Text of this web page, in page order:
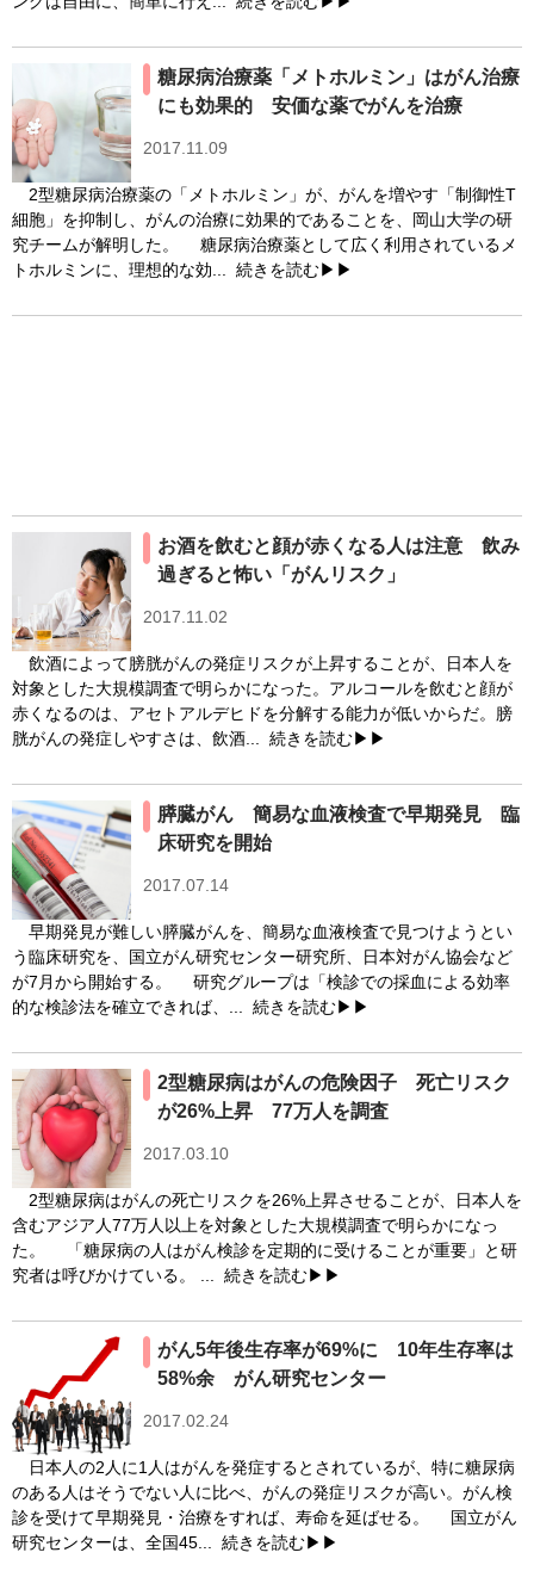
糖尿病治療薬「メトホルミン」はがん治療
にも効果的 安価な薬でがんを治療
2017.11.09
2型糖尿病治療薬の「メトホルミン」が、がんを増やす「制御性T
細胞」を抑制し、がんの治療に効果的であることを、岡山大学の研
究チームが解明した。 糖尿病治療薬として広く利用されているメ
トホルミンに、理想的な効... 続きを読む▶▶
お酒を飲むと顔が赤くなる人は注意 飲み
過ぎると怖い「がんリスク」
2017.11.02
飲酒によって膀胱がんの発症リスクが上昇することが、日本人を
対象とした大規模調査で明らかになった。アルコールを飲むと顔が
赤くなるのは、アセトアルデヒドを分解する能力が低いからだ。膀
胱がんの発症しやすさは、飲酒... 続きを読む▶▶
膵臓がん 簡易な血液検査で早期発見 臨
床研究を開始
2017.07.14
早期発見が難しい膵臓がんを、簡易な血液検査で見つけようとい
う臨床研究を、国立がん研究センター研究所、日本対がん協会など
が7月から開始する。 研究グループは「検診での採血による効率
的な検診法を確立できれば、... 続きを読む▶▶
2型糖尿病はがんの危険因子 死亡リスク
が26%上昇 77万人を調査
2017.03.10
2型糖尿病はがんの死亡リスクを26%上昇させることが、日本人を
含むアジア人77万人以上を対象とした大規模調査で明らかになっ
た。 「糖尿病の人はがん検診を定期的に受けることが重要」と研
究者は呼びかけている。 ... 続きを読む▶▶
がん5年後生存率が69%に 10年生存率は
58%余 がん研究センター
2017.02.24
日本人の2人に1人はがんを発症するとされているが、特に糖尿病
のある人はそうでない人に比べ、がんの発症リスクが高い。がん検
診を受けて早期発見・治療をすれば、寿命を延ばせる。 国立がん
研究センターは、全国45... 続きを読む▶▶